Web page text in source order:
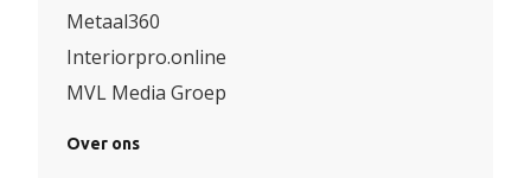
Metaal360
Interiorpro.online
MVL Media Groep
Over ons